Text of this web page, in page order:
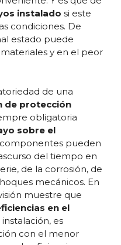
instalado si este
condiciones. De
estado puede
y en el peor
de una
de protección
obligatoria
sobre el
pueden
del tiempo en
de la corrosión, de
mecánicos. En
muestre que
en el
es
con el menor